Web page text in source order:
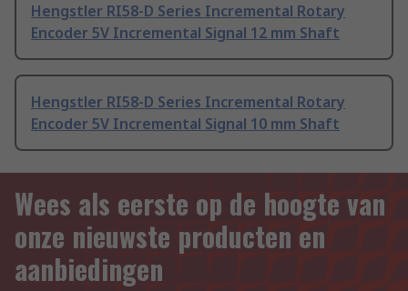
Hengstler RI58-D Series Incremental Rotary
Encoder 5V Incremental Signal 12 mm Shaft
Hengstler RI58-D Series Incremental Rotary
Encoder 5V Incremental Signal 10 mm Shaft
Wees als eerste op de hoogte van
onze nieuwste producten en
aanbiedingen